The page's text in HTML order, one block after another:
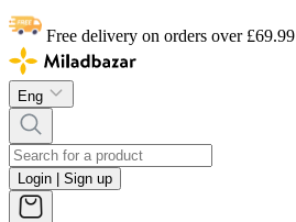
Free delivery on orders over £69.99
Eng
Login | Sign up